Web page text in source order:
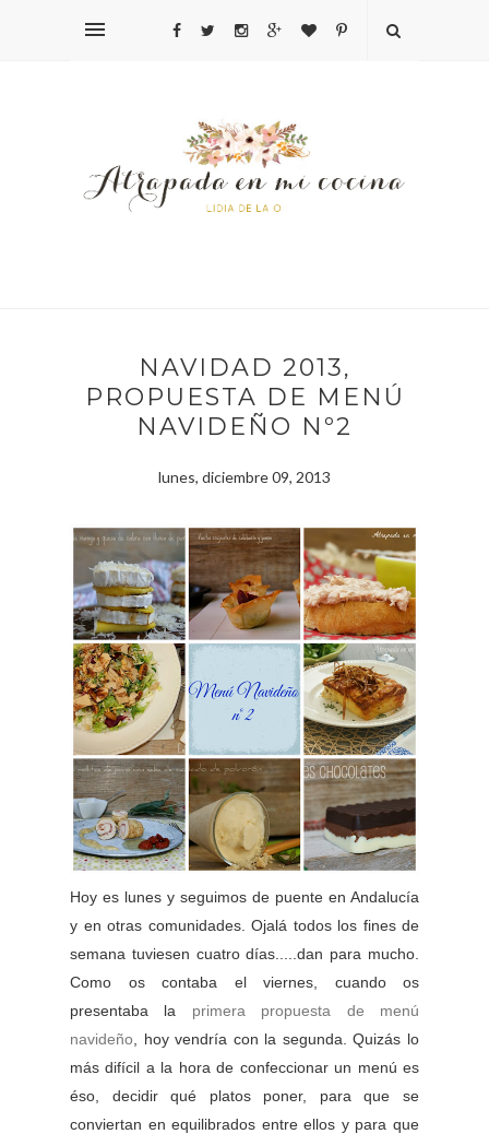
NAVIDAD 2013,
PROPUESTA DE MENÚ
NAVIDEÑO Nº2
lunes, diciembre 09, 2013
Hoy es lunes y seguimos de puente en Andalucía
y en otras comunidades. Ojalá todos los fines de
semana tuviesen cuatro días.....dan para mucho.
Como os contaba el viernes, cuando os
presentaba la primera propuesta de menú
navideño , hoy vendría con la segunda. Quizás lo
más difícil a la hora de confeccionar un menú es
éso, decidir qué platos poner, para que se
conviertan en equilibrados entre ellos y para que